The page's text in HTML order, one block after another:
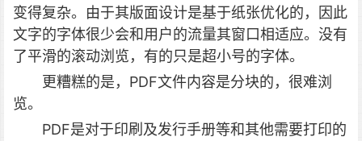
变得复杂。由于其版面设计是基于纸张优化的，因此
文字的字体很少会和用户的流量其窗口相适应。没有
了平滑的滚动浏览，有的只是超小号的字体。
更糟糕的是，PDF文件内容是分块的，很难浏
览。
PDF是对于印刷及发行手册等和其他需要打印的